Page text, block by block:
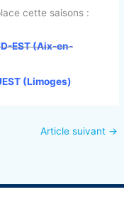
cette saisons :
EST (Aix-en-
(Limoges)
Article suivant →